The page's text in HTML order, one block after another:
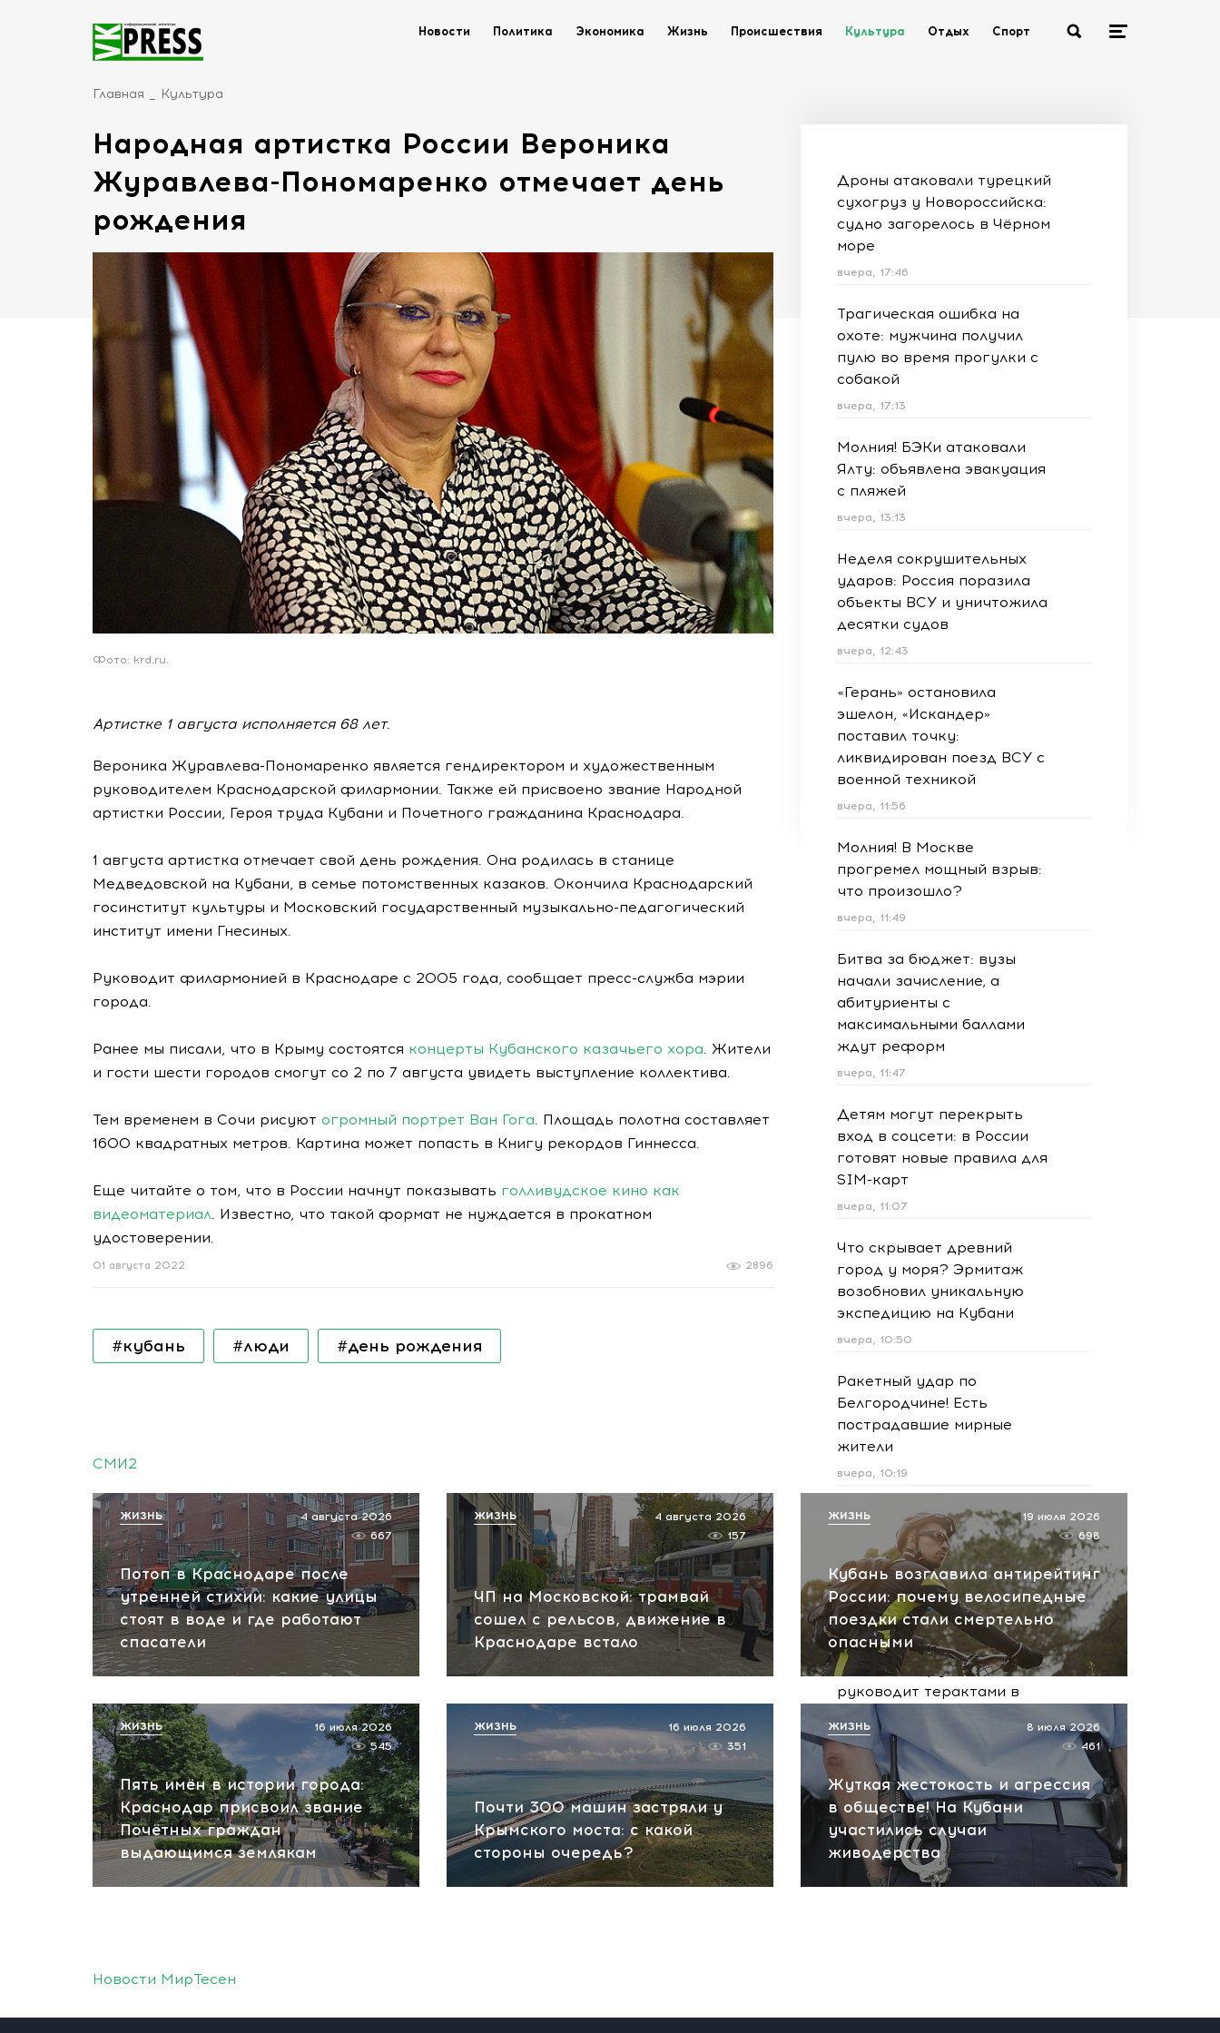
Новости Политика Экономика Жизнь Происшествия Культура Отдых Спорт
Главная Культура
Народная артистка России Вероника
Журавлева-Пономаренко отмечает день
рождения
Фото: krd.ru.
Артистке 1 августа исполняется 68 лет.
Вероника Журавлева-Пономаренко является гендиректором и художественным
руководителем Краснодарской филармонии. Также ей присвоено звание Народной
артистки России, Героя труда Кубани и Почетного гражданина Краснодара.
1 августа артистка отмечает свой день рождения. Она родилась в станице
Медведовской на Кубани, в семье потомственных казаков. Окончила Краснодарский
госинститут культуры и Московский государственный музыкально-педагогический
институт имени Гнесиных.
Руководит филармонией в Краснодаре с 2005 года, сообщает пресс-служба мэрии
города.
Ранее мы писали, что в Крыму состоятся концерты Кубанского казачьего хора. Жители
и гости шести городов смогут со 2 по 7 августа увидеть выступление коллектива.
Тем временем в Сочи рисуют огромный портрет Ван Гога. Площадь полотна составляет
1600 квадратных метров. Картина может попасть в Книгу рекордов Гиннесса.
Еще читайте о том, что в России начнут показывать голливудское кино как
видеоматериал. Известно, что такой формат не нуждается в прокатном
удостоверении.
2896
01 августа 2022
#кубань #люди #день рождения
Дроны атаковали турецкий
сухогруз у Новороссийска:
судно загорелось в Чёрном
море
вчера, 17:46
Трагическая ошибка на
охоте: мужчина получил
пулю во время прогулки с
собакой
вчера, 17:13
Молния! БЭКи атаковали
Ялту: объявлена эвакуация
с пляжей
вчера, 13:13
Неделя сокрушительных
ударов: Россия поразила
объекты ВСУ и уничтожила
десятки судов
вчера, 12:43
«Герань» остановила
эшелон, «Искандер»
поставил точку:
ликвидирован поезд ВСУ с
военной техникой
вчера, 11:56
Молния! В Москве
прогремел мощный взрыв:
что произошло?
вчера, 11:49
Битва за бюджет: вузы
начали зачисление, а
абитуриенты с
максимальными баллами
ждут реформ
вчера, 11:47
Детям могут перекрыть
вход в соцсети: в России
готовят новые правила для
SIM-карт
вчера, 11:07
Что скрывает древний
город у моря? Эрмитаж
возобновил уникальную
экспедицию на Кубани
вчера, 10:50
Ракетный удар по
Белгородчине! Есть
пострадавшие мирные
жители
вчера, 10:19
Срочно! В Геленджике и
Новороссийске громко -
работает ПВО:
рекомендуется уйти с
пляжей
вчера, 10:13
НАТО планирует и
руководит терактами в
России! Сенсационное
заявление хакеров
вчера, 10:07
СМИ2
Потоп в Краснодаре после
утренней стихии: какие улицы
стоят в воде и где работают
спасатели
4 августа 2026
667
ЖИЗНЬ
ЧП на Московской: трамвай
сошел с рельсов, движение в
Краснодаре встало
4 августа 2026
157
ЖИЗНЬ
Кубань возглавила антирейтинг
России: почему велосипедные
поездки стали смертельно
опасными
19 июля 2026
698
ЖИЗНЬ
Пять имён в истории города:
Краснодар присвоил звание
Почётных граждан
выдающимся землякам
16 июля 2026
545
ЖИЗНЬ
Почти 300 машин застряли у
Крымского моста: с какой
стороны очередь?
16 июля 2026
351
ЖИЗНЬ
Жуткая жестокость и агрессия
в обществе! На Кубани
участились случаи
живодерства
8 июля 2026
461
ЖИЗНЬ
Новости МирТесен